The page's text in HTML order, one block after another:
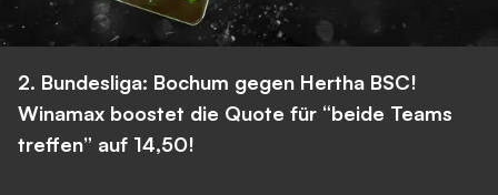
2. Bundesliga: Bochum gegen Hertha BSC!
Winamax boostet die Quote für “beide Teams
treffen” auf 14,50!